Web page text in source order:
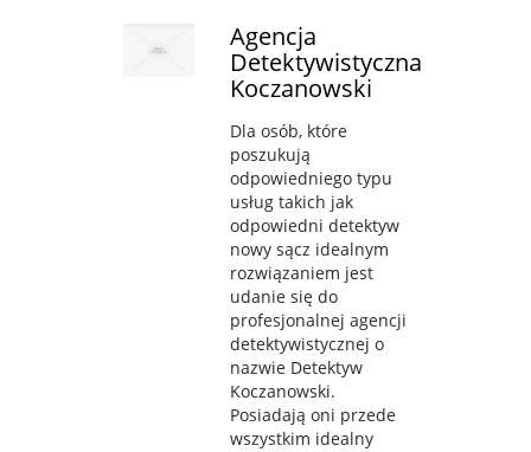
Agencja
Detektywistyczna
Koczanowski
Dla osób, które
poszukują
odpowiedniego typu
usług takich jak
odpowiedni detektyw
nowy sącz idealnym
rozwiązaniem jest
udanie się do
profesjonalnej agencji
detektywistycznej o
nazwie Detektyw
Koczanowski.
Posiadają oni przede
wszystkim idealny